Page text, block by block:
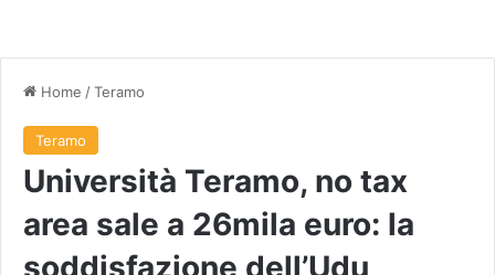
Home /Teramo
Teramo
Università Teramo, no tax
area sale a 26mila euro: la